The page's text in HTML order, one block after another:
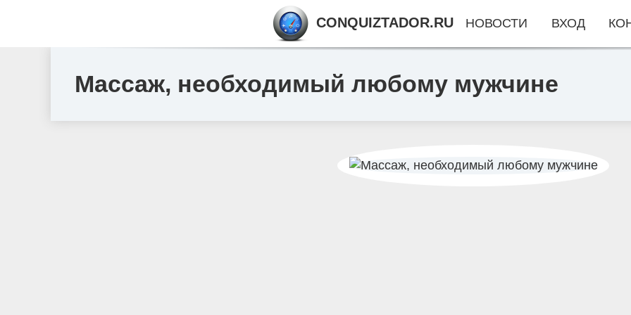
Массаж, необходимый любому мужчине
CONQUIZTADOR.RU НОВОСТИ ВХОД